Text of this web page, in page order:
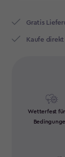
Gratis
Kaufe
Wetterfest